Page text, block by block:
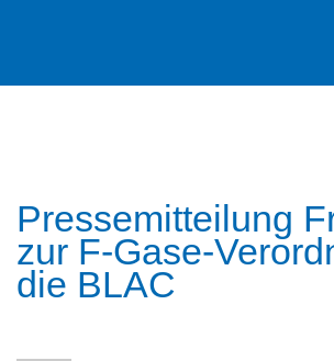
Pressemitteilung
zur F-Gase-
die BLAC